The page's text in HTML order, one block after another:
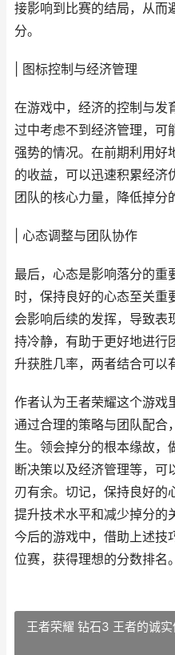
接影响到比赛的结局，从而
分。
| 图标控制与经济管理
在游戏中，经济的控制与发
过中考虑不到经济管理，可
强势的情况。在前期利用好
的收益，可以迅速积累经济
团队的核心力量，降低掉分
| 心态调整与团队协作
最后，心态是影响落分的重
时，保持良好的心态至关重
会影响后续的发挥，导致表
持冷静，有助于更好地进行
升获胜几率，两者结合可以
作者认为王者荣耀这个游戏
通过合理的策略与团队配合
生。领会掉分的根本缘故，
断决策以及经济管理等，可
刃有余。切记，保持良好的
提升技术水平和减少掉分的
今后的游戏中，借助上述技
位赛，获得理想的分数排名。
王者荣耀 钻石3 王者的诚